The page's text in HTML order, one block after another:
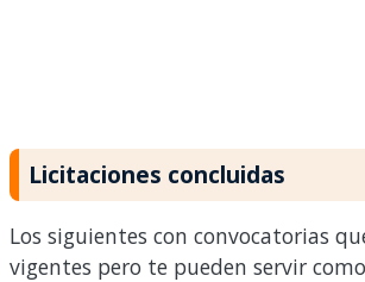
Licitaciones concluidas
Los siguientes con convocatorias
vigentes pero te pueden servir